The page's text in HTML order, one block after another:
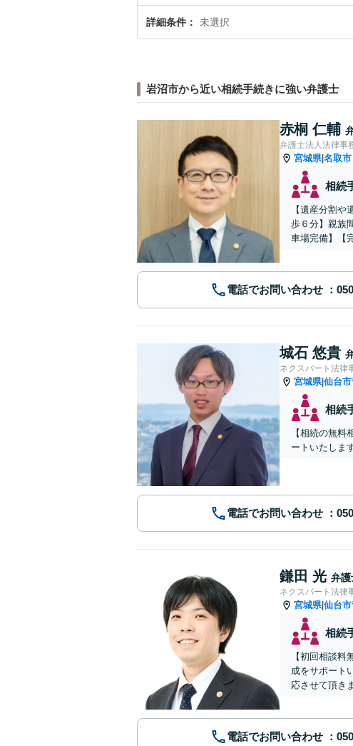
詳細条件 未選択
岩沼市から近い相続手続きに強い弁護士
赤桐 仁輔
弁護士法人法律事
宮城県|名取市
相続
【遺産分割
歩６分】親族
車場完備】【
電話でお問い合わせ
城石 悠貴
ネクスパート法律
宮城県|仙台
相続
【相続の無
ートいたします
電話でお問い合わせ
鎌田 光 弁護
ネクスパート法律
宮城県|仙台
相続
【初回相談
成をサポート
応させて頂き
電話でお問い合わせ